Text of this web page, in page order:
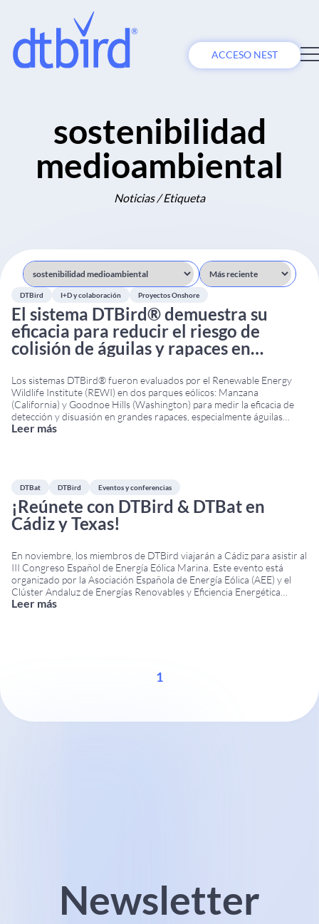
ACCESO NEST
sostenibilidad
medioambiental
Noticias / Etiqueta
DTBird I+D y colaboración Proyectos Onshore
El sistema DTBird® demuestra su
eficacia para reducir el riesgo de
colisión de águilas y rapaces en
conclusiones del informe técnico del
REWI
Los sistemas DTBird® fueron evaluados por el Renewable Energy
Wildlife Institute (REWI) en dos parques eólicos: Manzana
(California) y Goodnoe Hills (Washington) para medir la eficacia de
detección y disuasión en grandes rapaces, especialmente águilas
reales y calvas. El informe técnico de REWI, financiado por el
Leer más
DTBat DTBird Eventos y conferencias
¡Reúnete con DTBird & DTBat en
Cádiz y Texas!
En noviembre, los miembros de DTBird viajarán a Cádiz para asistir al
III Congreso Español de Energía Eólica Marina. Este evento está
organizado por la Asociación Española de Energía Eólica (AEE) y el
Clúster Andaluz de Energías Renovables y Eficiencia Energética
(CLANER). El Congreso tendrá lugar los días 7 y 8 de noviembre en el
Leer más
1
Newsletter